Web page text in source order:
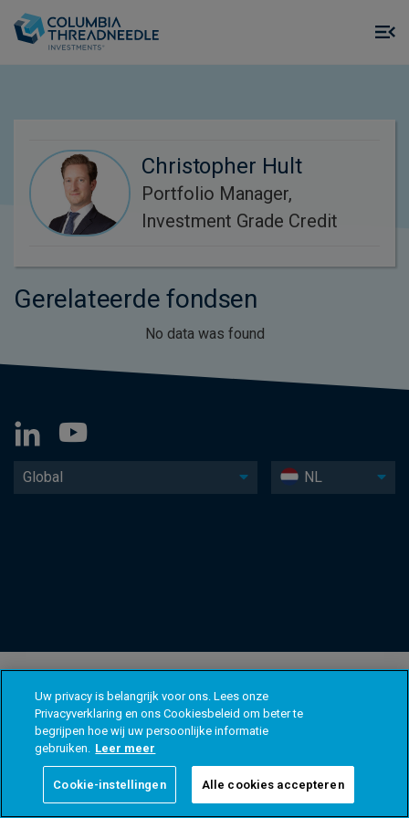
Christopher Hult
Portfolio Manager,
Investment Grade Credit
Gerelateerde fondsen
No data was found
Global NL
Uw privacy is belangrijk voor ons. Lees onze
Privacyverklaring en ons Cookiesbeleid om beter te
begrijpen hoe wij uw persoonlijke informatie
gebruiken. Leer meer
Cookie-instellingen Alle cookies accepteren